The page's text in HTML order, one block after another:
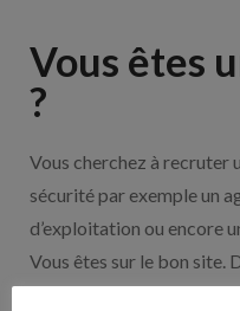
Vous êtes
?
Vous cherchez à recruter
sécurité par exemple un
d’exploitation ou encore
Vous êtes sur le bon site.